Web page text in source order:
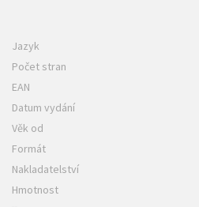
Jazyk
Počet stran
EAN
Datum vydání
Věk od
Formát
Nakladatelství
Hmotnost